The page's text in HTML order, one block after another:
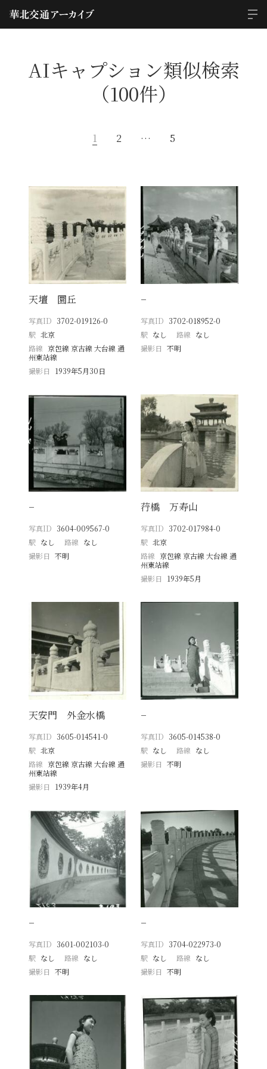
AIキャプション類似検索
（100件）
1 2 … 5
天壇 圜丘
写真ID 3702-019126-0
駅 北京
路線 京包線 京古線 大台線 通
州東站線
撮影日
1939年5月30日
−
写真ID 3702-018952-0
駅 なし 路線 なし
撮影日 不明
−
写真ID 3604-009567-0
駅 なし 路線 なし
撮影日
不明
荇橋 万寿山
写真ID 3702-017984-0
駅 北京
路線 京包線 京古線 大台線 通
州東站線
撮影日
1939年5月
天安門 外金水橋
写真ID 3605-014541-0
駅 北京
路線 京包線 京古線 大台線 通
州東站線
撮影日
1939年4月
−
写真ID 3605-014538-0
駅 なし 路線 なし
撮影日 不明
−
写真ID 3601-002103-0
駅 なし 路線 なし
撮影日
不明
−
写真ID 3704-022973-0
駅 なし 路線 なし
撮影日 不明